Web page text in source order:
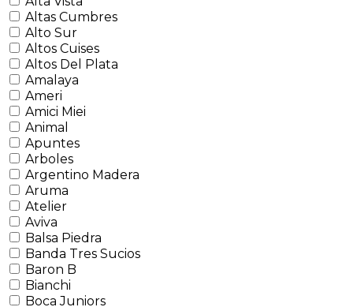
Altas Cumbres
Alto Sur
Altos Cuises
Altos Del Plata
Amalaya
Ameri
Amici Miei
Animal
Apuntes
Arboles
Argentino Madera
Aruma
Atelier
Aviva
Balsa Piedra
Banda Tres Sucios
Baron B
Bianchi
Boca Juniors